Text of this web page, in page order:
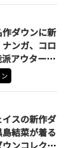
作ダウンに新
ンガ、コロ
アウターも
イスの新作ダ
結菜が着る